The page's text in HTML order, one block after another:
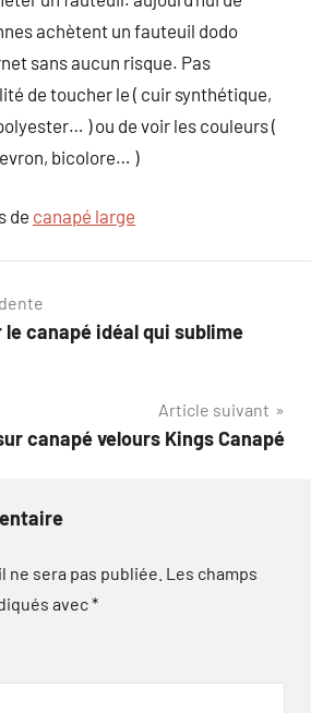
achètent un fauteuil dodo
sans aucun risque. Pas
de toucher le ( cuir synthétique,
) ou de voir les couleurs (
bicolore… )
de canapé large
canapé idéal qui sublime
Article suivant
canapé velours Kings Canapé
ne sera pas publiée. Les champs
avec*